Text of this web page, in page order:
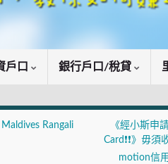
戶口 銀行戶口/稅貸
Rangali
《經小斯申
Card❗❗》毋
motion信